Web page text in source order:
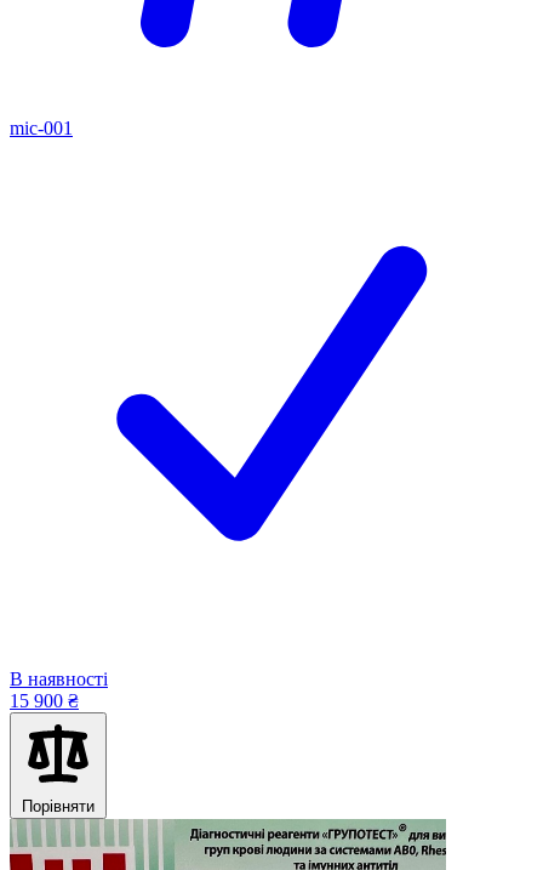
mic-001
В наявності
15 900 ₴
Порівняти